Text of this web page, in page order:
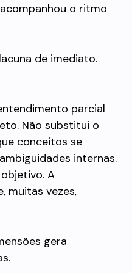
o ritmo
de imediato.
parcial
Não substitui o
conceitos se
internas.
A
muitas vezes,
gera